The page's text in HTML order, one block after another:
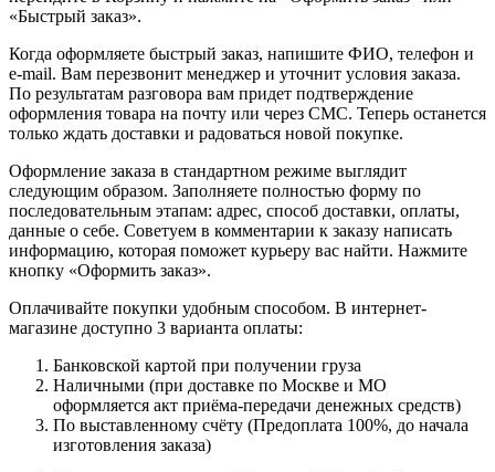
«Быстрый заказ».
Когда оформляете быстрый заказ, напишите ФИО, телефон и
e-mail. Вам перезвонит менеджер и уточнит условия заказа.
По результатам разговора вам придет подтверждение
оформления товара на почту или через СМС. Теперь останется
только ждать доставки и радоваться новой покупке.
Оформление заказа в стандартном режиме выглядит
следующим образом. Заполняете полностью форму по
последовательным этапам: адрес, способ доставки, оплаты,
данные о себе. Советуем в комментарии к заказу написать
информацию, которая поможет курьеру вас найти. Нажмите
кнопку «Оформить заказ».
Оплачивайте покупки удобным способом. В интернет-
магазине доступно 3 варианта оплаты:
Банковской картой при получении груза
Наличными (при доставке по Москве и МО
оформляется акт приёма-передачи денежных средств)
По выставленному счёту (Предоплата 100%, до начала
изготовления заказа)